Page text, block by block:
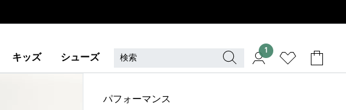
キッズ シューズ
1
パフォーマンス